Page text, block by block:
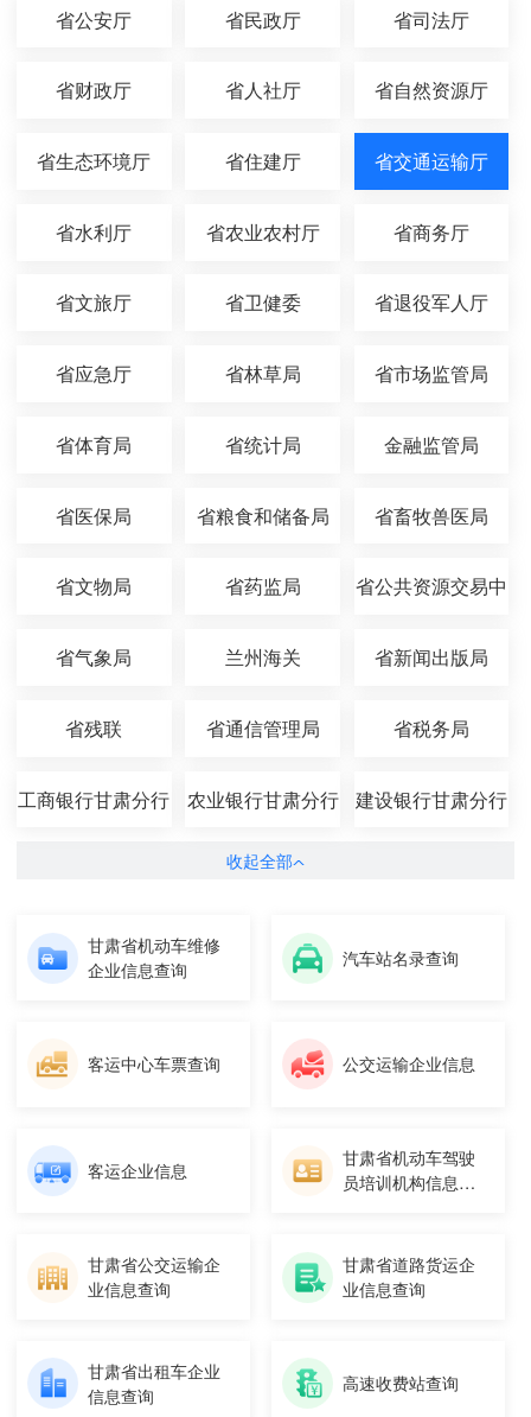
省公安厅 省民政厅 省司法厅
省财政厅 省人社厅 省自然资源厅
省生态环境厅 省住建厅 省交通运输厅
省水利厅 省农业农村厅 省商务厅
省文旅厅 省卫健委 省退役军人厅
省应急厅 省林草局 省市场监管局
省体育局 省统计局 金融监管局
省医保局 省粮食和储备局 省畜牧兽医局
省文物局 省药监局 省公共资源交易中
省气象局 兰州海关 省新闻出版局
省残联 省通信管理局 省税务局
工商银行甘肃分行 农业银行甘肃分行 建设银行甘肃分行
收起全部
甘肃省机动车维修
企业信息查询
汽车站名录查询
客运中心车票查询 公交运输企业信息
客运企业信息
甘肃省机动车驾驶
员培训机构信息查
甘肃省公交运输企
业信息查询
甘肃省道路货运企
业信息查询
甘肃省出租车企业
信息查询
高速收费站查询